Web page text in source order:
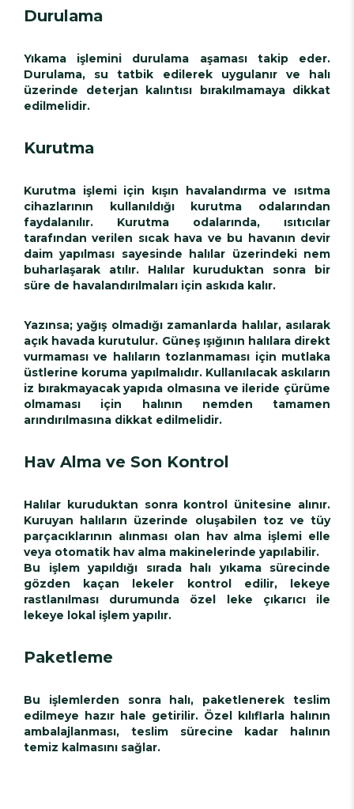
Durulama
Yıkama işlemini durulama aşaması takip eder.
Durulama, su tatbik edilerek uygulanır ve halı
üzerinde deterjan kalıntısı bırakılmamaya dikkat
edilmelidir.
Kurutma
Kurutma işlemi için kışın havalandırma ve ısıtma
cihazlarının kullanıldığı kurutma odalarından
faydalanılır. Kurutma odalarında, ısıtıcılar
tarafından verilen sıcak hava ve bu havanın devir
daim yapılması sayesinde halılar üzerindeki nem
buharlaşarak atılır. Halılar kuruduktan sonra bir
süre de havalandırılmaları için askıda kalır.
Yazınsa; yağış olmadığı zamanlarda halılar, asılarak
açık havada kurutulur. Güneş ışığının halılara direkt
vurmaması ve halıların tozlanmaması için mutlaka
üstlerine koruma yapılmalıdır. Kullanılacak askıların
iz bırakmayacak yapıda olmasına ve ileride çürüme
olmaması için halının nemden tamamen
arındırılmasına dikkat edilmelidir.
Hav Alma ve Son Kontrol
Halılar kuruduktan sonra kontrol ünitesine alınır.
Kuruyan halıların üzerinde oluşabilen toz ve tüy
parçacıklarının alınması olan hav alma işlemi elle
veya otomatik hav alma makinelerinde yapılabilir.
Bu işlem yapıldığı sırada halı yıkama sürecinde
gözden kaçan lekeler kontrol edilir, lekeye
rastlanılması durumunda özel leke çıkarıcı ile
lekeye lokal işlem yapılır.
Paketleme
Bu işlemlerden sonra halı, paketlenerek teslim
edilmeye hazır hale getirilir. Özel kılıflarla halının
ambalajlanması, teslim sürecine kadar halının
temiz kalmasını sağlar.